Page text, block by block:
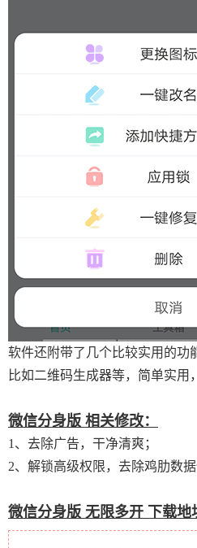
软件还附带了几个比较实用的功
比如二维码生成器等，简单实用
微信分身版 相关修改：
1、 去除广告，干净清爽；
2、解锁高级权限，去除鸡肋数据
微信分身版 无限多开 下载地